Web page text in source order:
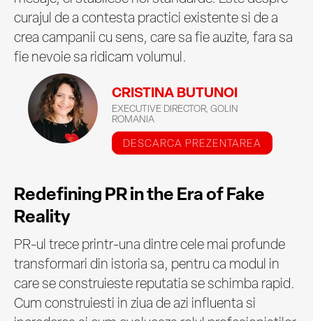
curajul de a contesta practici existente si de a
crea campanii cu sens, care sa fie auzite, fara sa
fie nevoie sa ridicam volumul.
CRISTINA BUTUNOI
EXECUTIVE DIRECTOR, GOLIN
ROMANIA
DESCARCA PREZENTAREA
Redefining PR in the Era of Fake
Reality
PR-ul trece printr-una dintre cele mai profunde
transformari din istoria sa, pentru ca modul in
care se construieste reputatia se schimba rapid.
Cum construiesti in ziua de azi influenta si